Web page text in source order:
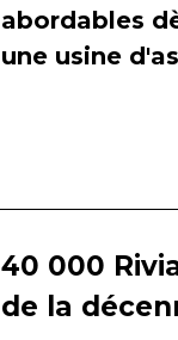
abordables
une usine
40 000
de la